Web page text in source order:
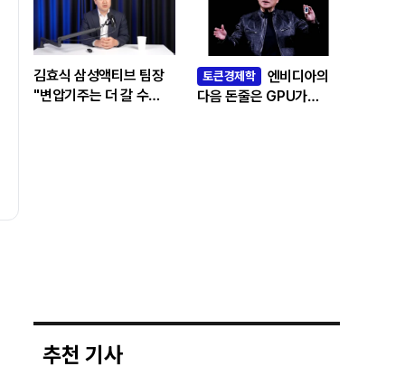
김효식 삼성액티브 팀장
"변압기주는 더 갈 수
토큰경제학
엔비디아의
다음 돈줄은 GPU가
추천 기사